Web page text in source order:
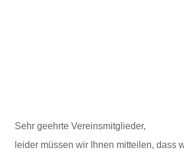
Sehr geehrte Vereinsmitglieder,
leider müssen wir Ihnen mitteilen, dass